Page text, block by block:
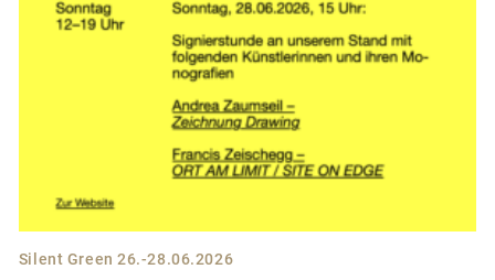
Silent Green 26.-28.06.2026